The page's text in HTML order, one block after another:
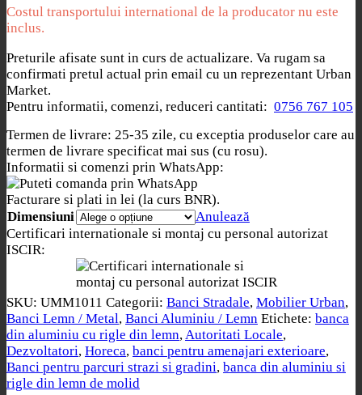
Costul transportului international de la producator nu este
inclus.
Preturile afisate sunt in curs de actualizare. Va rugam sa
confirmati pretul actual prin email cu un reprezentant Urban
Market.
Pentru informatii, comenzi, reduceri cantitati: 0756 767 105
Termen de livrare: 25-35 zile, cu exceptia produselor care au
termen de livrare specificat mai sus (cu rosu).
Informatii si comenzi prin WhatsApp:
Facturare si plati in lei (la curs BNR).
Dimensiuni
Anulează
Certificari internationale si montaj cu personal autorizat
ISCIR:
SKU: UMM1011 Categorii: Banci Stradale, Mobilier Urban,
Banci Lemn / Metal, Banci Aluminiu / Lemn Etichete: banca
din aluminiu cu rigle din lemn,Autoritati Locale,
Dezvoltatori, Horeca, banci pentru amenajari exterioare,
Banci pentru parcuri strazi si gradini, banca din aluminiu si
rigle din lemn de molid